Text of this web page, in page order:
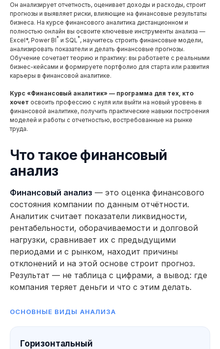
Он анализирует отчетность, оценивает доходы и расходы, строит
прогнозы и выявляет риски, влияющие на финансовые результаты
бизнеса. На курсе финансового аналитика дистанционном и
полностью онлайн вы освоите ключевые инструменты анализа —
Excel*, Power BI* и SQL*, научитесь строить финансовые модели,
анализировать показатели и делать финансовые прогнозы.
Обучение сочетает теорию и практику: вы работаете с реальными
бизнес-кейсами и формируете портфолио для старта или развития
карьеры в финансовой аналитике.
Курс «Финансовый аналитик» — программа для тех, кто
хочет освоить профессию с нуля или выйти на новый уровень в
финансовой аналитике, получить практические навыки построения
моделей и работы с отчетностью, востребованные на рынке
труда.
Что такое финансовый
анализ
Финансовый анализ — это оценка финансового
состояния компании по данным отчётности.
Аналитик считает показатели ликвидности,
рентабельности, оборачиваемости и долговой
нагрузки, сравнивает их с предыдущими
периодами и с рынком, находит причины
отклонений и на этой основе строит прогноз.
Результат — не таблица с цифрами, а вывод: где
компания теряет деньги и что с этим делать.
ОСНОВНЫЕ ВИДЫ АНАЛИЗА
Горизонтальный